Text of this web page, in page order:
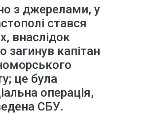
з джерелами, у
стався
внаслідок
загинув капітан
це була
операція,
СБУ.